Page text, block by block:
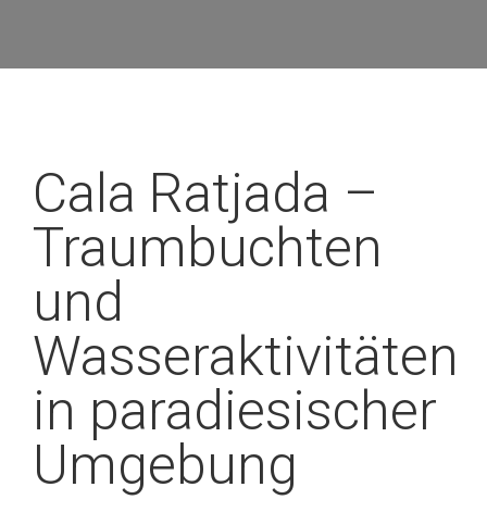
Cala Ratjada –
Traumbuchten
und
Wasseraktivitäten
in paradiesischer
Umgebung